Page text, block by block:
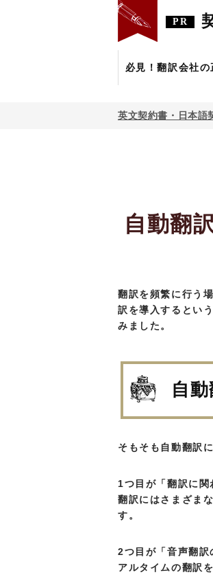
必見！翻訳会社の
英文契約書・日本語
自動翻
翻訳を頻繁に行う
訳を導入するとい
みました。
自
そもそも自動翻訳
1つ目が「翻訳に関
翻訳にはさまざま
す。
2つ目が「音声翻訳
アルタイムの翻訳